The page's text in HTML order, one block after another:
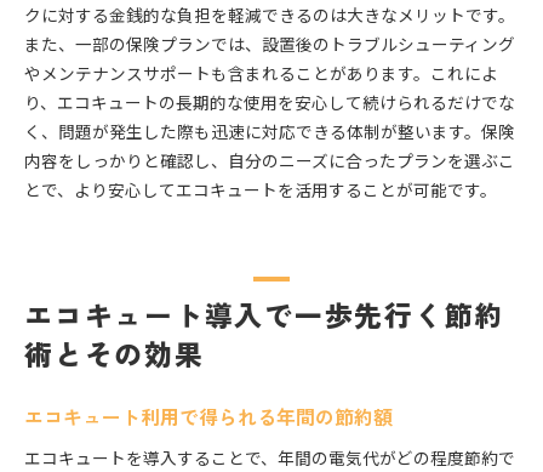
クに対する金銭的な負担を軽減できるのは大きなメリットです。
また、一部の保険プランでは、設置後のトラブルシューティング
やメンテナンスサポートも含まれることがあります。これによ
り、エコキュートの長期的な使用を安心して続けられるだけでな
く、問題が発生した際も迅速に対応できる体制が整います。保険
内容をしっかりと確認し、自分のニーズに合ったプランを選ぶこ
とで、より安心してエコキュートを活用することが可能です。
エコキュート導入で一歩先行く節約
術とその効果
エコキュート利用で得られる年間の節約額
エコキュートを導入することで、年間の電気代がどの程度節約で